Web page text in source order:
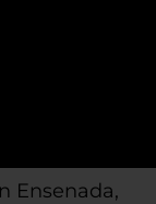
Ensenada,